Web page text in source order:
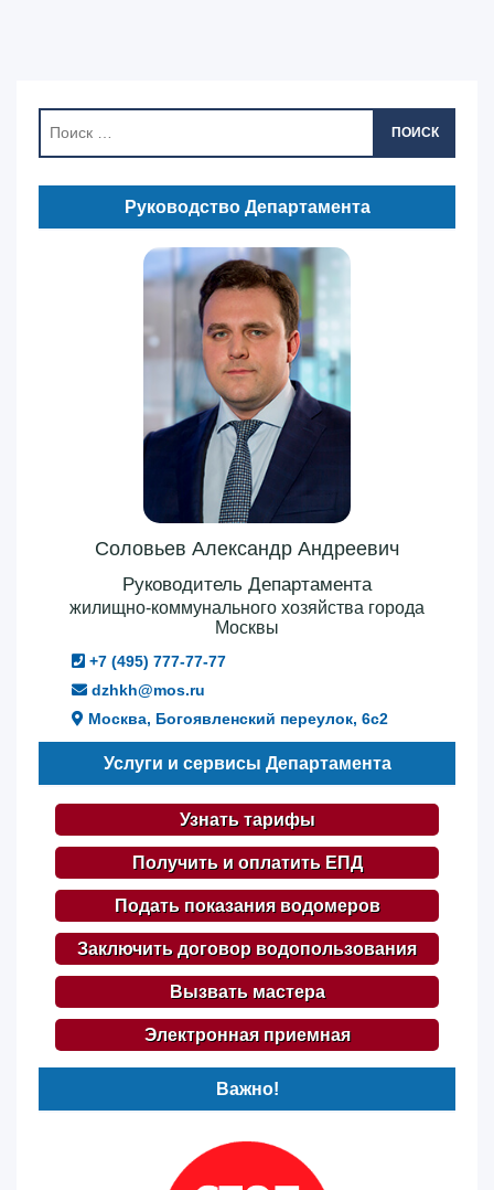
ПОИСК
Руководство Департамента
Соловьев Александр Андреевич
Руководитель Департамента
жилищно-коммунального хозяйства города
Москвы
+7 (495) 777-77-77
dzhkh@mos.ru
Москва, Богоявленский переулок, 6с2
Услуги и сервисы Департамента
Узнать тарифы
Получить и оплатить ЕПД
Подать показания водомеров
Заключить договор водопользования
Вызвать мастера
Электронная приемная
Важно!